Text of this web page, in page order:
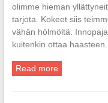
olimme hieman
tarjota. Kokeet siis
vähän hölmöltä.
kuitenkin ottaa
Read more